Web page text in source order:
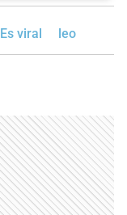
Es viral leo